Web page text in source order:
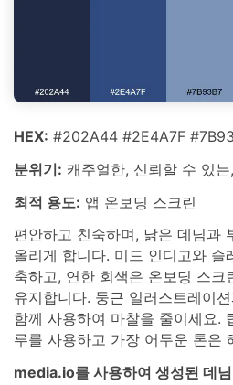
HEX: #202A44 #2E4A7F
분위기: 캐주얼한, 신뢰할 수 있
최적 용도: 앱 온보딩 스크린
편안하고 친숙하며, 낡은 데님과
올리게 합니다. 미드 인디고와 슬
축하고, 연한 회색은 온보딩 스크
유지합니다. 둥근 일러스트레이
함께 사용하여 마찰을 줄이세요.
루를 사용하고 가장 어두운 톤은
media.io를 사용하여 생성된 데